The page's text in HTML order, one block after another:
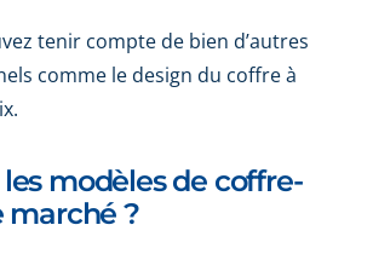
tenir compte de bien d’autres
comme le design du coffre à
modèles de coffre-
marché ?